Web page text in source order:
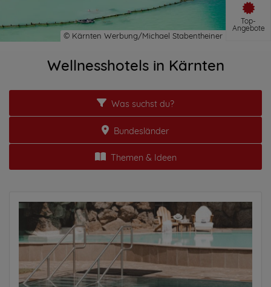
Top-
Angebote
Wellnesshotels in Kärnten
Was suchst du?
Bundesländer
Themen & Ideen